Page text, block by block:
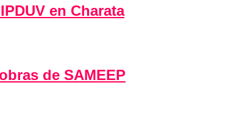
en Charata
de SAMEEP